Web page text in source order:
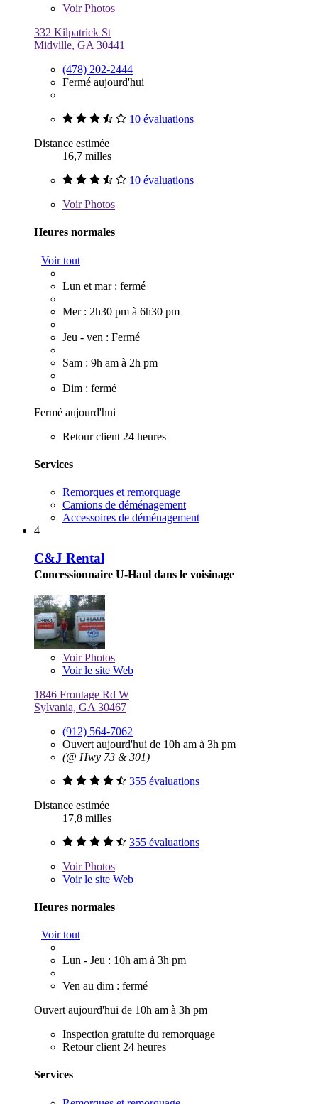
VoirPhotos
332 Kilpatrick St
Midville, GA 30441
(478) 202-2444
Fermé aujourd'hui
10 évaluations
Distance estimée
16,7 milles
10 évaluations
VoirPhotos
Heures normales
Voir tout
Lun et mar : fermé
Mer : 2h30 pm à 6h30 pm
Jeu - ven : Fermé
Sam : 9h am à 2h pm
Dim : fermé
Fermé aujourd'hui
Retour client 24 heures
Services
Remorques et remorquage
Camions de déménagement
Accessoires de déménagement
4
C&J Rental
Concessionnaire U-Haul dans le voisinage
VoirPhotos
Voir le site Web
1846 Frontage Rd W
Sylvania, GA 30467
(912) 564-7062
Ouvert aujourd'hui de 10h am à 3h pm
(@ Hwy 73 & 301)
355 évaluations
Distance estimée
17,8 milles
355 évaluations
VoirPhotos
Voir le site Web
Heures normales
Voir tout
Lun - Jeu : 10h am à 3h pm
Ven au dim : fermé
Ouvert aujourd'hui de 10h am à 3h pm
Inspection gratuite du remorquage
Retour client 24 heures
Services